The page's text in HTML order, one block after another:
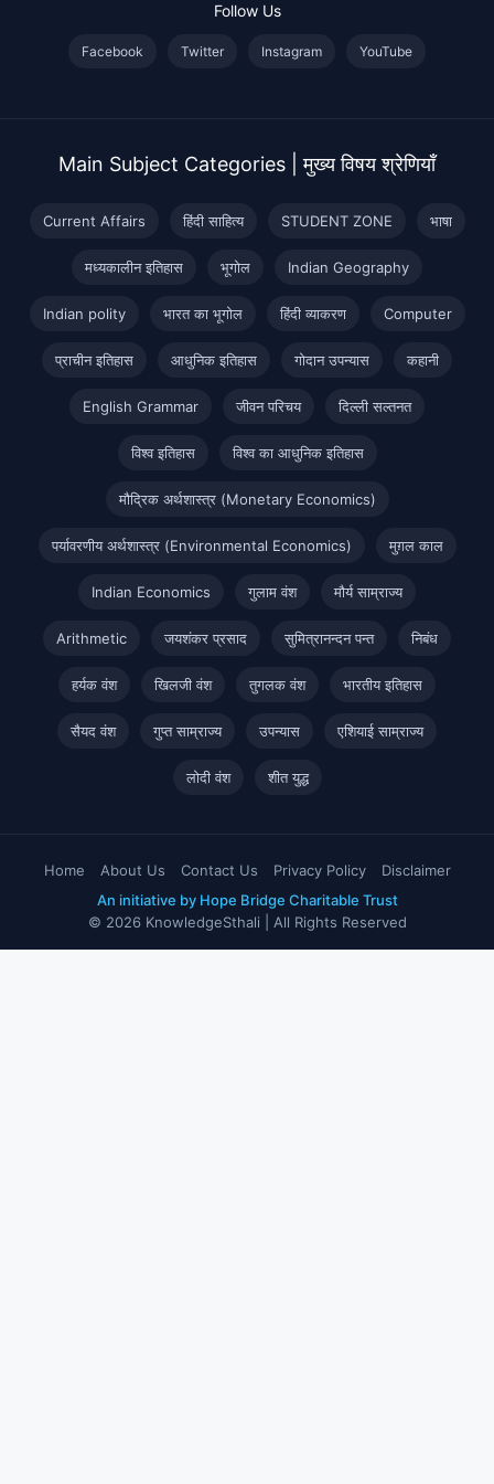
Follow Us
Facebook Twitter Instagram YouTube
Main Subject Categories | मुख्य विषय श्रेणियाँ
Current Affairs हिंदी साहित्य STUDENT ZONE भाषा
मध्यकालीन इतिहास भूगोल Indian Geography
Indian polity भारत का भूगोल हिंदी व्याकरण Computer
प्राचीन इतिहास आधुनिक इतिहास गोदान उपन्यास कहानी
English Grammar जीवन परिचय दिल्ली सल्तनत
विश्व इतिहास विश्व का आधुनिक इतिहास
मौद्रिक अर्थशास्त्र (Monetary Economics)
पर्यावरणीय अर्थशास्त्र (Environmental Economics) मुग़ल काल
Indian Economics गुलाम वंश मौर्य साम्राज्य
Arithmetic जयशंकर प्रसाद सुमित्रानन्दन पन्त निबंध
हर्यक वंश खिलजी वंश तुगलक वंश भारतीय इतिहास
सैयद वंश गुप्त साम्राज्य उपन्यास एशियाई साम्राज्य
लोदी वंश शीत युद्ध
Home About Us Contact Us Privacy Policy
Disclaimer
An initiative by Hope Bridge Charitable Trust
© 2026 KnowledgeSthali | All Rights Reserved